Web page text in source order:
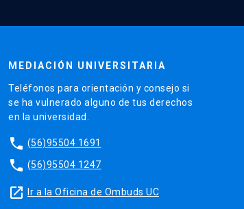
MEDIACIÓN UNIVERSITARIA
Teléfonos para orientación y consejo si
se ha vulnerado alguno de tus derechos
en la universidad.
phone (56)95504 1691
phone (56)95504 1247
launch Ir a la Oficina de Ombuds UC